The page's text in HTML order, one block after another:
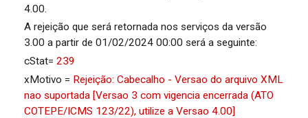
4.00.
A rejeição que será retornada nos serviços da versão
3.00 a partir de 01/02/2024 00:00 será a seguinte:
cStat= 239
xMotivo = Rejeição: Cabecalho - Versao do arquivo XML
nao suportada [Versao 3 com vigencia encerrada (ATO
COTEPE/ICMS 123/22), utilize a Versao 4.00]